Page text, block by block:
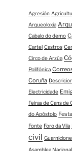
Agresión
Arqueoloxía
Cabalo do demo
Cartel Castros
Circo de Arzúa
Polifónica
Coruña
Electricidade
Feiras de Cans de
do Apóstolo
Fonte Foro da Vila
civil
Asamblea